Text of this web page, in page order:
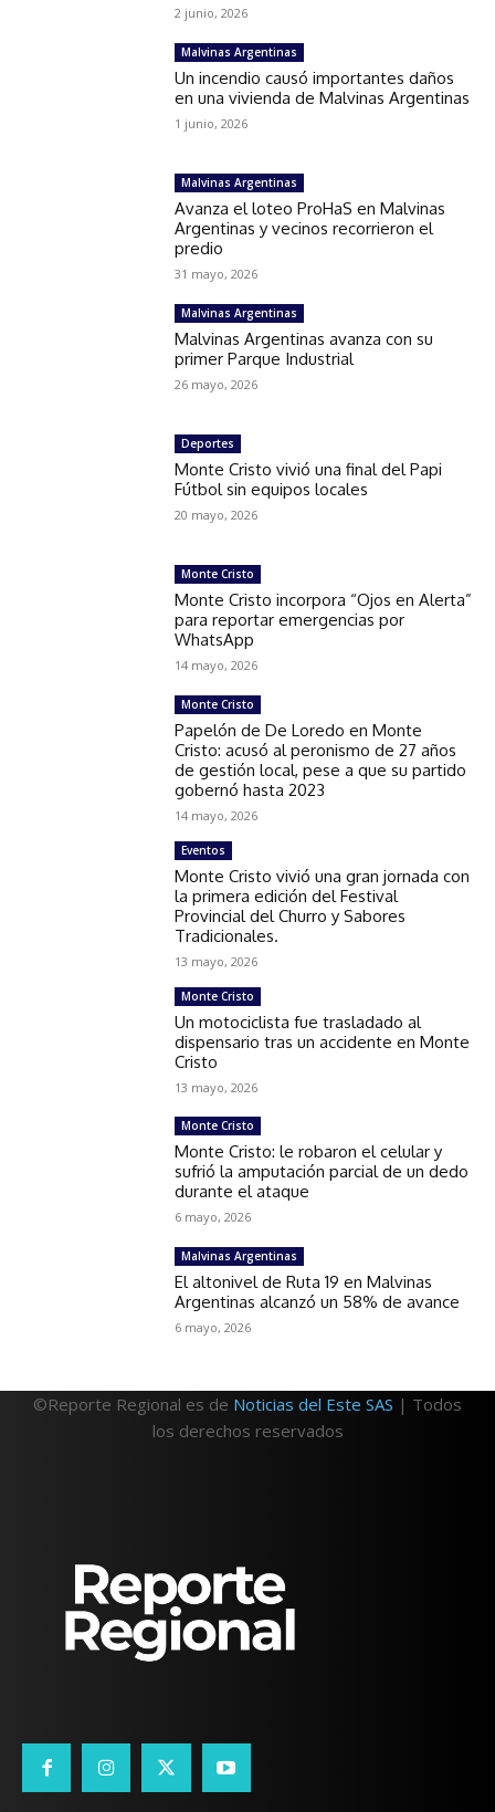
2 junio, 2026
Malvinas Argentinas
Un incendio causó importantes daños
en una vivienda de Malvinas Argentinas
1 junio, 2026
Malvinas Argentinas
Avanza el loteo ProHaS en Malvinas
Argentinas y vecinos recorrieron el
predio
31 mayo, 2026
Malvinas Argentinas
Malvinas Argentinas avanza con su
primer Parque Industrial
26 mayo, 2026
Deportes
Monte Cristo vivió una final del Papi
Fútbol sin equipos locales
20 mayo, 2026
Monte Cristo
Monte Cristo incorpora “Ojos en Alerta”
para reportar emergencias por
WhatsApp
14 mayo, 2026
Monte Cristo
Papelón de De Loredo en Monte
Cristo: acusó al peronismo de 27 años
de gestión local, pese a que su partido
gobernó hasta 2023
14 mayo, 2026
Eventos
Monte Cristo vivió una gran jornada con
la primera edición del Festival
Provincial del Churro y Sabores
Tradicionales.
13 mayo, 2026
Monte Cristo
Un motociclista fue trasladado al
dispensario tras un accidente en Monte
Cristo
13 mayo, 2026
Monte Cristo
Monte Cristo: le robaron el celular y
sufrió la amputación parcial de un dedo
durante el ataque
6 mayo, 2026
Malvinas Argentinas
El altonivel de Ruta 19 en Malvinas
Argentinas alcanzó un 58% de avance
6 mayo, 2026
©Reporte Regional es de Noticias del Este SAS | Todos
los derechos reservados